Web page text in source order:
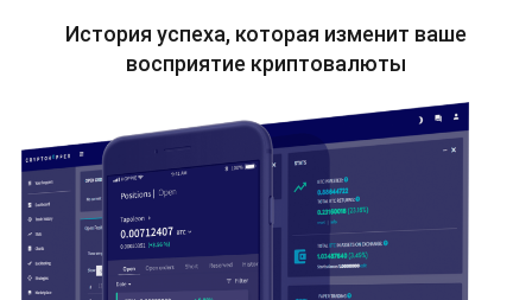
История успеха, которая изменит ваше
восприятие криптовалюты